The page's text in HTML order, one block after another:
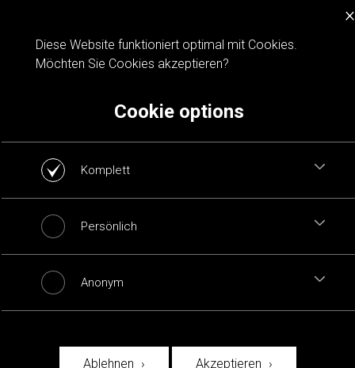
Cookie notification
×
Diese Website funktioniert optimal mit Cookies.
Möchten Sie Cookies akzeptieren?
Cookie options
Komplett
Persönlich
Anonym
Ablehnen Akzeptieren